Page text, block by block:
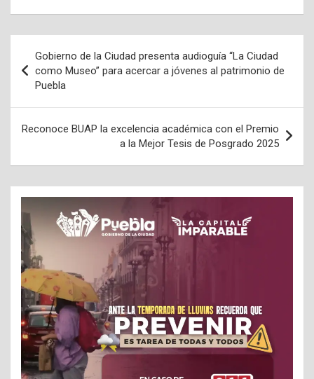
de
entradas
Gobierno de la Ciudad presenta audioguía “La Ciudad
como Museo” para acercar a jóvenes al patrimonio de
Puebla
Reconoce BUAP la excelencia académica con el Premio
a la Mejor Tesis de Posgrado 2025